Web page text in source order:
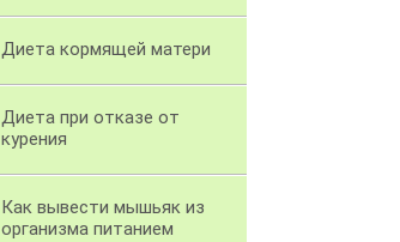
Диета кормящей матери
Диета при отказе от
курения
Как вывести мышьяк из
организма питанием